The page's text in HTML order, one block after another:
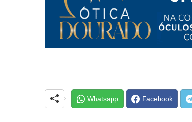
Whatsapp Facebook